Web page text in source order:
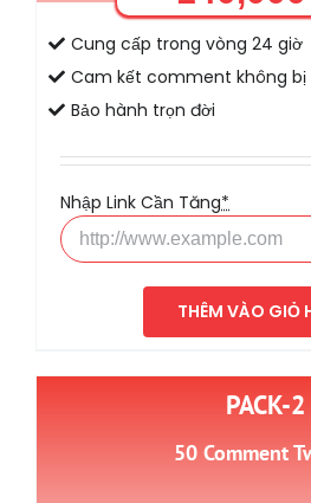
Cung cấp trong vòng 24 giờ
Cam kết comment không bị
Bảo hành trọn đời
Nhập Link Cần Tăng*
THÊM VÀO GIỎ
PACK-2
50 Comment